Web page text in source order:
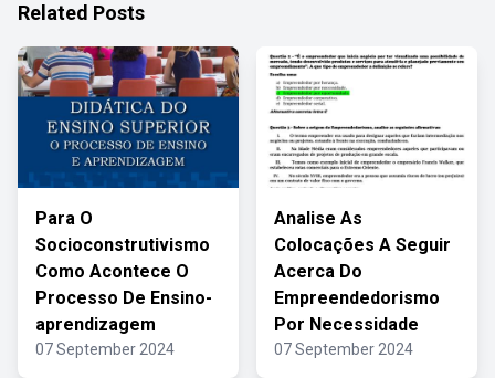
Related Posts
Para O
Socioconstrutivismo
Como Acontece O
Processo De Ensino-
aprendizagem
07 September 2024
Analise As
Colocações A Seguir
Acerca Do
Empreendedorismo
Por Necessidade
07 September 2024